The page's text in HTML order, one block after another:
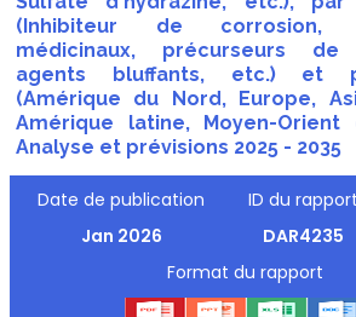
(Inhibiteur de corrosion,
médicinaux, précurseurs de
agents bluffants, etc.) et
(Amérique du Nord, Europe,
Amérique latine, Moyen-Orient
Analyse et prévisions 2025 - 2035
Date de publication
Jan 2026
ID du rapport
DAR4235
Format du rapport